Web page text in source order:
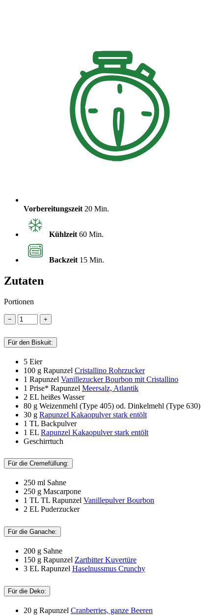
Vorbereitungszeit 20 Min.
Kühlzeit 60 Min.
Backzeit 15 Min.
Zutaten
Portionen
− +
Für den Biskuit:
5 Eier
100 g Rapunzel Cristallino Rohrzucker
1 Rapunzel Vanillezucker Bourbon mit Cristallino
1 Prise* Rapunzel Meersalz, Atlantik
2 EL heißes Wasser
80 g Weizenmehl (Type 405) od. Dinkelmehl (Type 630)
30 g Rapunzel Kakaopulver stark entölt
1 TL Backpulver
1 EL Rapunzel Kakaopulver stark entölt
Geschirrtuch
Für die Cremefüllung:
250 ml Sahne
250 g Mascarpone
1 TL TL Rapunzel Vanillepulver Bourbon
2 EL Puderzucker
Für die Ganache:
200 g Sahne
150 g Rapunzel Zartbitter Kuvertüre
3 EL Rapunzel Haselnussmus Crunchy
Für die Deko:
20 g Rapunzel Cranberries, ganze Beeren